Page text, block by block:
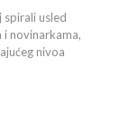
spirali usled
novinarkama,
nivoa